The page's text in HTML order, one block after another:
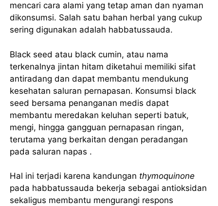
mencari cara alami yang tetap aman dan nyaman
dikonsumsi. Salah satu bahan herbal yang cukup
sering digunakan adalah habbatussauda.
Black seed atau black cumin, atau nama
terkenalnya jintan hitam diketahui memiliki sifat
antiradang dan dapat membantu mendukung
kesehatan saluran pernapasan. Konsumsi black
seed bersama penanganan medis dapat
membantu meredakan keluhan seperti batuk,
mengi, hingga gangguan pernapasan ringan,
terutama yang berkaitan dengan peradangan
pada saluran napas .
Hal ini terjadi karena kandungan thymoquinone
pada habbatussauda bekerja sebagai antioksidan
sekaligus membantu mengurangi respons